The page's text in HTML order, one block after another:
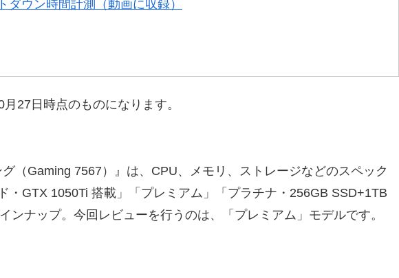
ウン時間計測（動画に収録）
27日時点のものになります。
グ（Gaming 7567）』は、CPU、メモリ、ストレージなどのスペック
・GTX 1050Ti 搭載」「プレミアム」「プラチナ・256GB SSD+1TB
ンナップ。今回レビューを行うのは、「プレミアム」モデルです。